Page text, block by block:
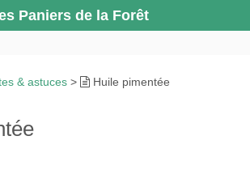
Paniers de la Forêt
& astuces > Huile pimentée